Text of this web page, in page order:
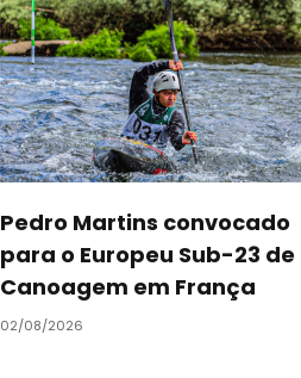
Pedro Martins convocado
para o Europeu Sub-23 de
Canoagem em França
02/08/2026